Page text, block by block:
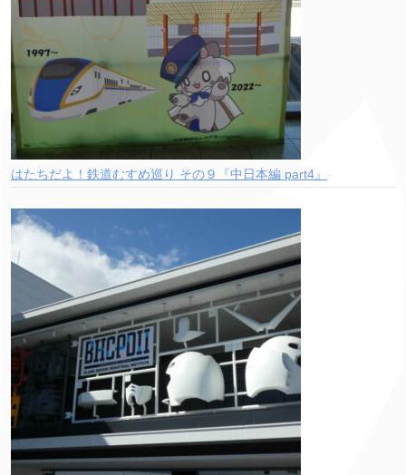
はたちだよ！鉄道むすめ巡り その９『中日本編 part4』